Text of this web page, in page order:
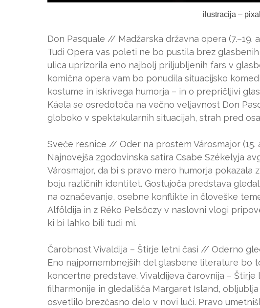
ilustracija –
Don Pasquale // Madžarska državna opera (7.–19.
Tudi Opera vas poleti ne bo pustila brez
ulica uprizorila eno najbolj priljubljenih fars v
komična opera vam bo ponudila situacijsko
kostume in iskrivega humorja – in o prepričljivi
Káela se osredotoča na večno veljavnost Don
globoko v spektakularnih situacijah, strah pred
Sveče resnice // Oder na prostem Városmajor (15.
Najnovejša zgodovinska satira Csabe Székelyja
Városmajor, da bi s pravo mero humorja
boju različnih identitet. Gostujoča predstava
na označevanje, osebne konflikte in človeške
Alföldija in z Réko Pelsőczy v naslovni vlogi
ki bi lahko bili tudi mi.
Čarobnost Vivaldija – Štirje letni časi // Oderno
Eno najpomembnejših del glasbene literature bo
koncertne predstave. Vivaldijeva čarovnija –
filharmonije in gledališča Margaret Island,
osvetlilo brezčasno delo v novi luči. Pravo